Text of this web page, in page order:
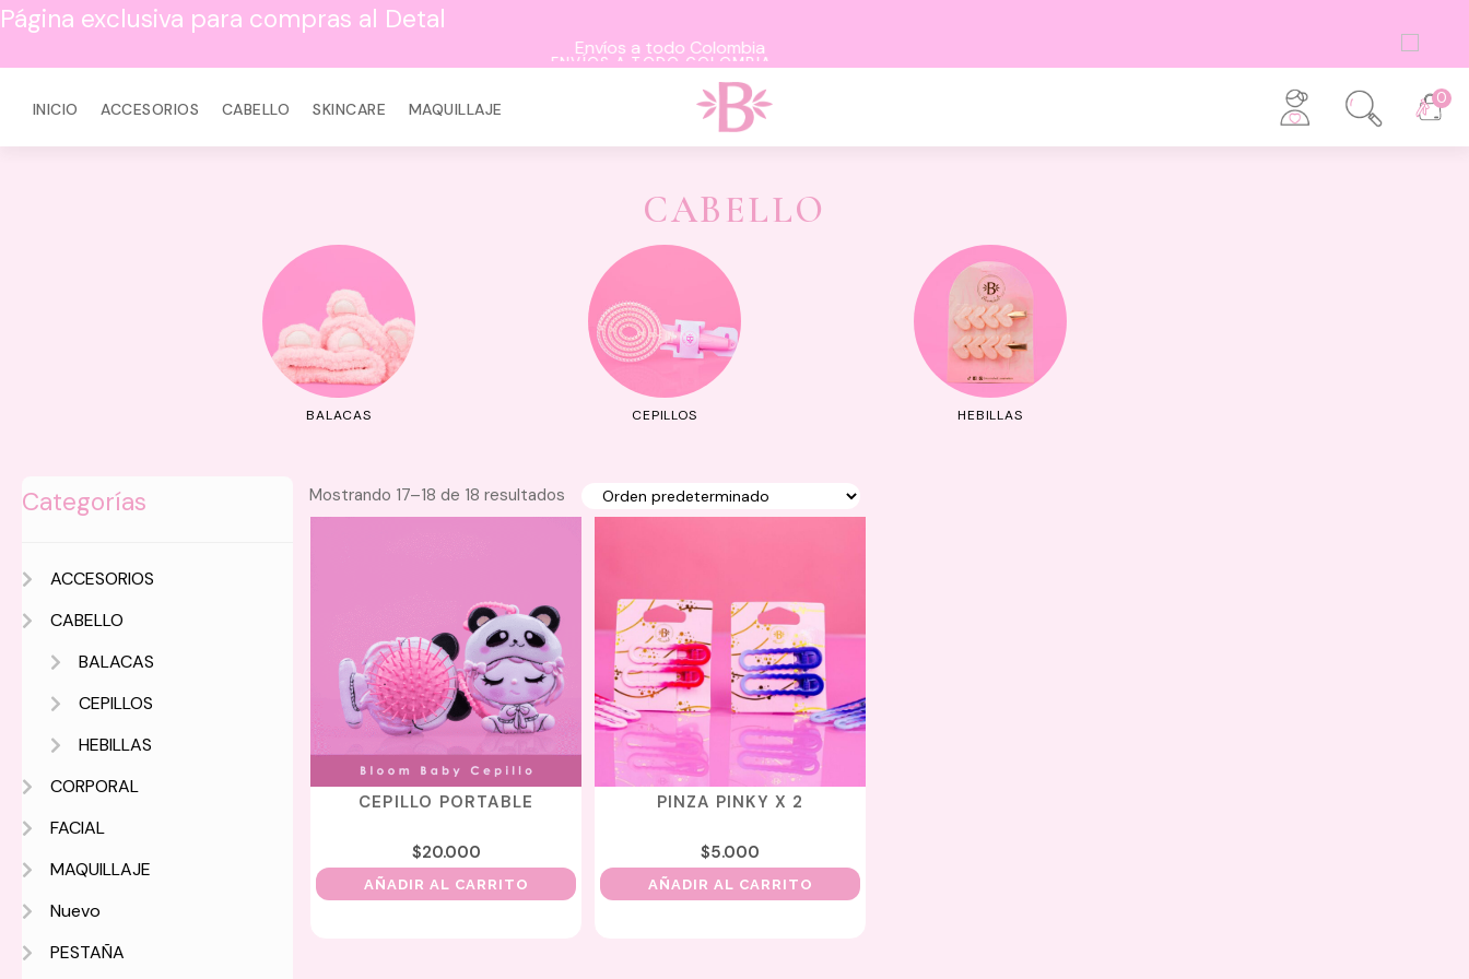
Página exclusiva para compras al Detal
ENVÍOS A TODO COLOMBIA
INICIO ACCESORIOS CABELLO SKINCARE MAQUILLAJE
0
CABELLO
BALACAS CEPILLOS HEBILLAS
Categorías
ACCESORIOS
CABELLO
BALACAS
CEPILLOS
HEBILLAS
CORPORAL
FACIAL
MAQUILLAJE
Nuevo
PESTAÑA
Mostrando 17–18 de 18 resultados
CEPILLO PORTABLE
$20.000
AÑADIR AL CARRITO
PINZA PINKY X 2
$5.000
AÑADIR AL CARRITO